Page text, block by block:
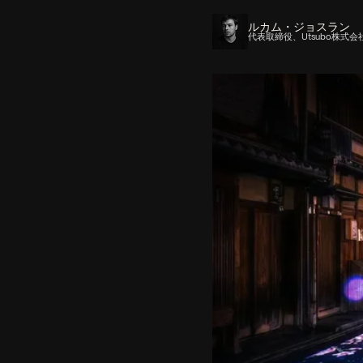
ルカム・ジョスラン
代表取締役、Utsubo株式会